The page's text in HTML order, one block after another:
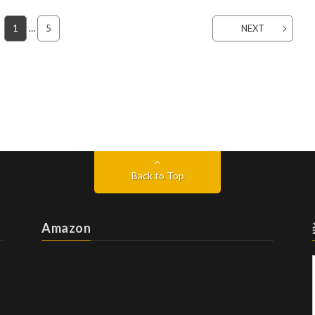
1 … 5 NEXT
Back to Top
Amazon